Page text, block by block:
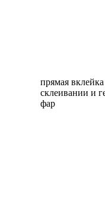
прямая
склеивании и
фар